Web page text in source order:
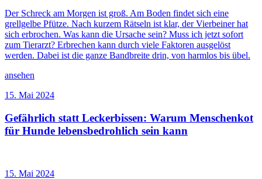
Der Schreck am Morgen ist groß. Am Boden findet sich eine
grellgelbe Pfütze. Nach kurzem Rätseln ist klar, der Vierbeiner hat
sich erbrochen. Was kann die Ursache sein? Muss ich jetzt sofort
zum Tierarzt? Erbrechen kann durch viele Faktoren ausgelöst
werden. Dabei ist die ganze Bandbreite drin, von harmlos bis übel.
ansehen
15. Mai 2024
Gefährlich statt Leckerbissen: Warum Menschenkot
für Hunde lebensbedrohlich sein kann
15. Mai 2024